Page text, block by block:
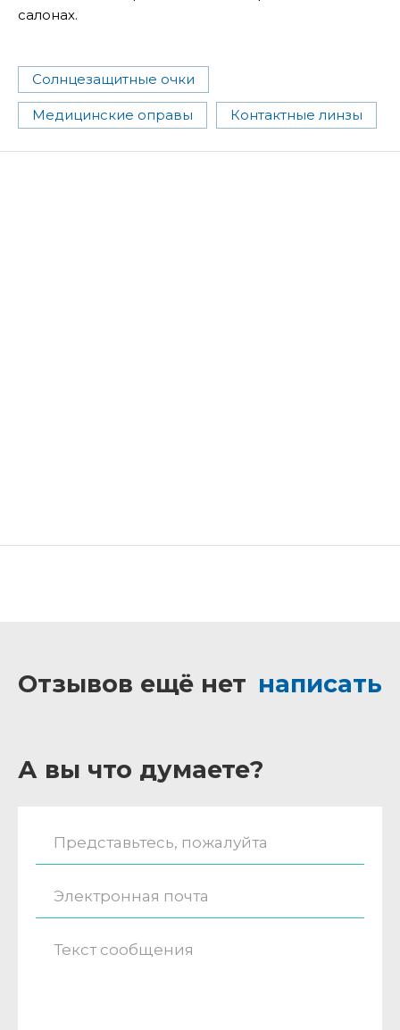
салонах.
Солнцезащитные очки
Медицинские оправы Контактные линзы
Отзывов ещё нет написать
А вы что думаете?